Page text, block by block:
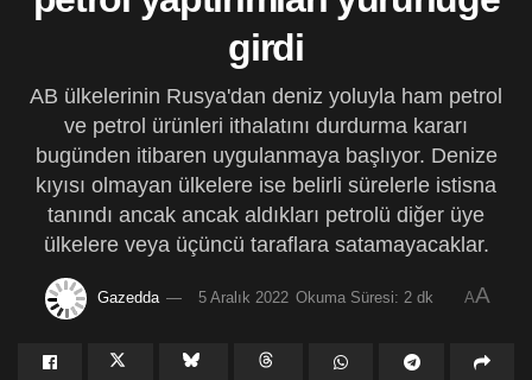
girdi
AB ülkelerinin Rusya'dan deniz yoluyla ham petrol
ve petrol ürünleri ithalatını durdurma kararı
bugünden itibaren uygulanmaya başlıyor. Denize
kıyısı olmayan ülkelere ise belirli sürelerle istisna
tanındı ancak ancak aldıkları petrolü diğer üye
ülkelere veya üçüncü taraflara satamayacaklar.
Gazedda 5 Aralık 2022 Okuma Süresi: 2 dk AA